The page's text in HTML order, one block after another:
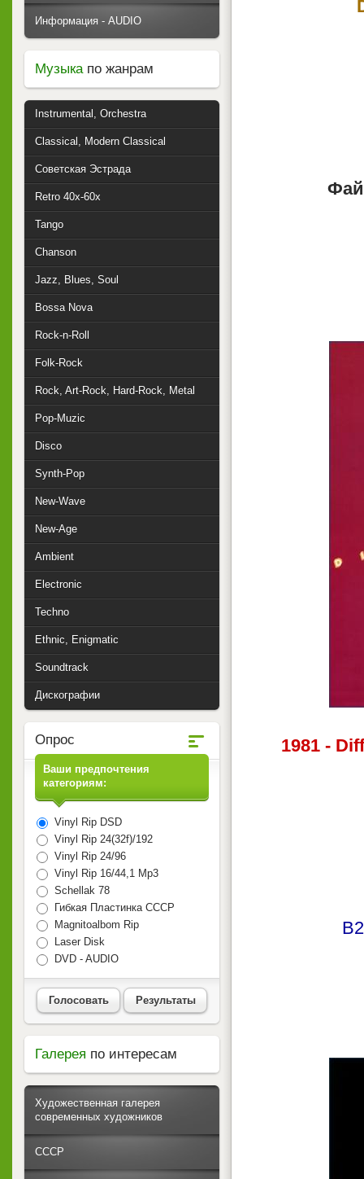
1981 -
Информация - AUDIO
Музыкапо жанрам
Instrumental, Orchestra
Classical, Modern Classical
Советская Эстрада
Retro 40x-60x
Tango
Chanson
Jazz, Blues, Soul
Bossa Nova
Rock-n-Roll
Folk-Rock
Rock, Art-Rock, Hard-Rock, Metal
Pop-Muzic
Disco
Synth-Pop
New-Wave
New-Age
Ambient
Electronic
Techno
Ethnic, Enigmatic
Soundtrack
Дискографии
Опрос
Ваши предпочтения
категориям:
Vinyl Rip DSD
Vinyl Rip 24(32f)/192
Vinyl Rip 24/96
Vinyl Rip 16/44,1 Mp3
Schellak 78
Гибкая Пластинка СССР
Magnitoalbom Rip
Laser Disk
DVD - AUDIO
Голосовать Результаты
Галерея по интересам
Художественная галерея
современных художников
СССР